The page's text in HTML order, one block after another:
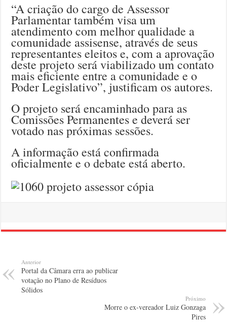
“A criação do cargo de Assessor
Parlamentar também visa um
atendimento com melhor qualidade a
comunidade assisense, através de seus
representantes eleitos e, com a aprovação
deste projeto será viabilizado um contato
mais eficiente entre a comunidade e o
Poder Legislativo”, justificam os autores.
O projeto será encaminhado para as
Comissões Permanentes e deverá ser
votado nas próximas sessões.
A informação está confirmada
oficialmente e o debate está aberto.
Anterior
Portal da Câmara erra ao publicar
votação no Plano de Resíduos
Sólidos
Próximo
Morre o ex-vereador Luiz Gonzaga
Pires